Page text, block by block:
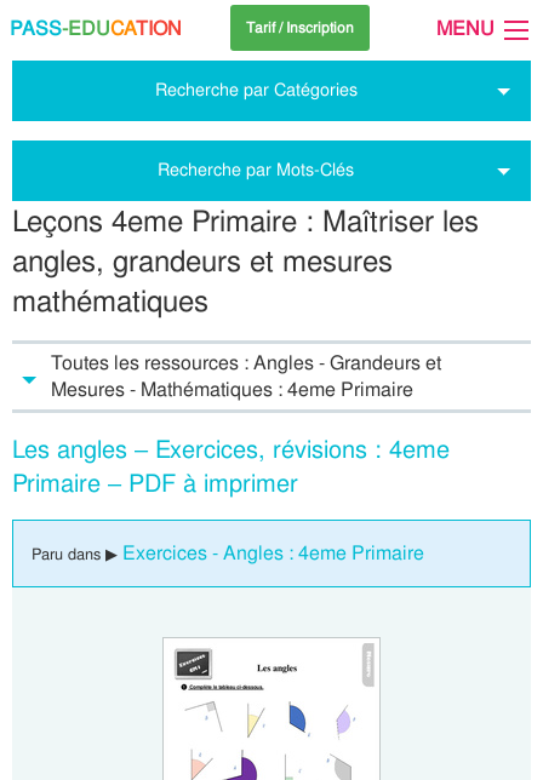
PASS-EDUCATION Tarif / Inscription MENU
Recherche par Catégories
Recherche par Mots-Clés
Leçons 4eme Primaire : Maîtriser les
angles, grandeurs et mesures
mathématiques
Toutes les ressources : Angles - Grandeurs et
Mesures - Mathématiques : 4eme Primaire
Les angles – Exercices, révisions : 4eme
Primaire – PDF à imprimer
Paru dans ▶ Exercices - Angles : 4eme Primaire